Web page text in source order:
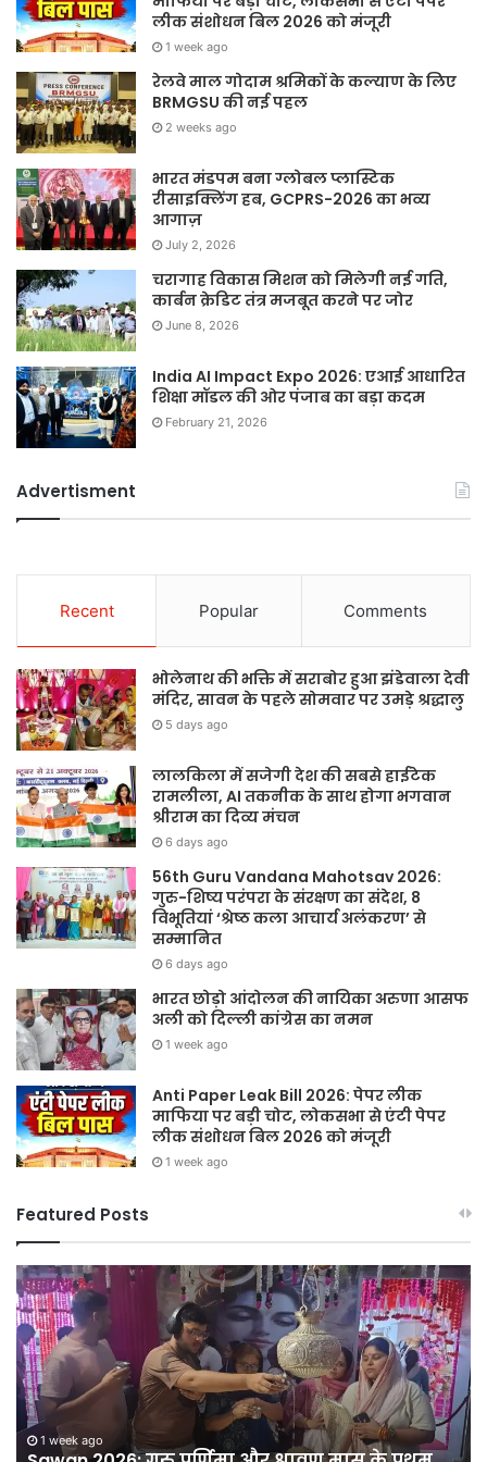
लीक संशोधन बिल 2026 को मंजूरी
1 week ago
रेलवे माल गोदाम श्रमिकों के कल्याण के लिए
BRMGSU की नई पहल
2 weeks ago
भारत मंडपम बना ग्लोबल प्लास्टिक
रीसाइक्लिंग हब, GCPRS-2026 का भव्य
आगाज़
July 2, 2026
चरागाह विकास मिशन को मिलेगी नई गति,
कार्बन क्रेडिट तंत्र मजबूत करने पर जोर
June 8, 2026
India AI Impact Expo 2026: एआई आधारित
शिक्षा मॉडल की ओर पंजाब का बड़ा कदम
February 21, 2026
Advertisment
Recent Popular Comments
भोलेनाथ की भक्ति में सराबोर हुआ झंडेवाला देवी
मंदिर, सावन के पहले सोमवार पर उमड़े श्रद्धालु
5 days ago
लालकिला में सजेगी देश की सबसे हाईटेक
रामलीला, AI तकनीक के साथ होगा भगवान
श्रीराम का दिव्य मंचन
6 days ago
56th Guru Vandana Mahotsav 2026:
गुरु-शिष्य परंपरा के संरक्षण का संदेश, 8
विभूतियां ‘श्रेष्ठ कला आचार्य अलंकरण’ से
सम्मानित
6 days ago
भारत छोड़ो आंदोलन की नायिका अरुणा आसफ
अली को दिल्ली कांग्रेस का नमन
1 week ago
Anti Paper Leak Bill 2026: पेपर लीक
माफिया पर बड़ी चोट, लोकसभा से एंटी पेपर
लीक संशोधन बिल 2026 को मंजूरी
1 week ago
Featured Posts
Sawan
2026:
गुरु
पूर्णिमा
और
श्रावण
मास
के
प्रथम
1 week ago
हर